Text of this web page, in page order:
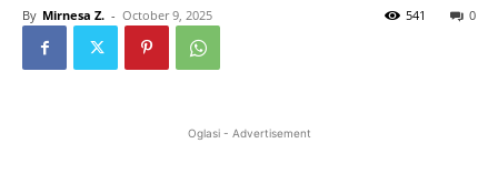
By Mirnesa Z. - October 9, 2025 0
541
Oglasi - Advertisement